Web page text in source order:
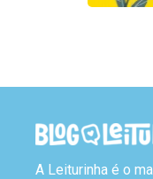
A Leiturinha é o